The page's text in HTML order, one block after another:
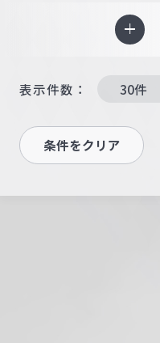
表示件数：
条件をクリア